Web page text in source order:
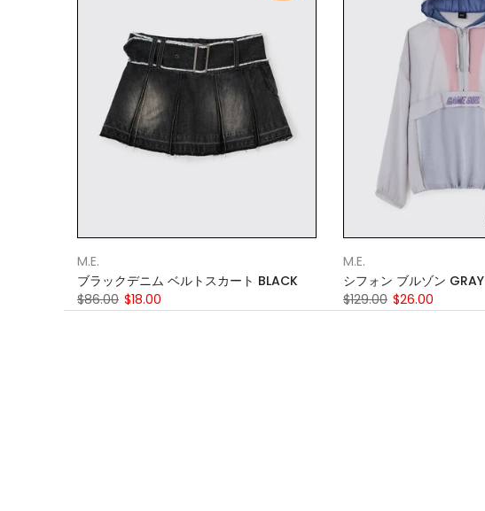
M.E.
ブラックデニム ベルトスカート BLACK
$86.00 $18.00
M.E.
シフォン ブルゾン GRAY
$129.00 $26.00